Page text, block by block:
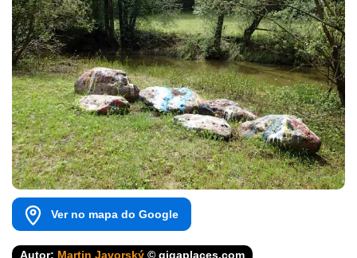
Ver no mapa do Google
Autor: Martin Javorský © gigaplaces.com